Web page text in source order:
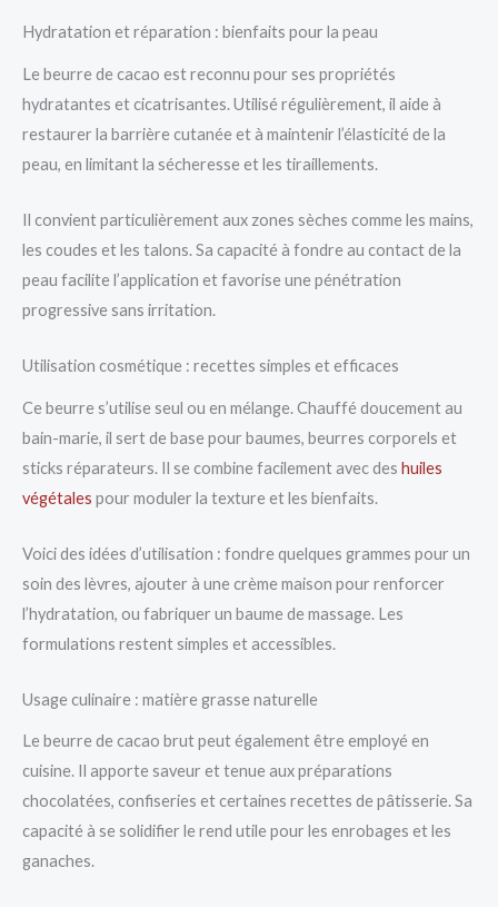
Hydratation et réparation : bienfaits pour la peau
Le beurre de cacao est reconnu pour ses propriétés
hydratantes et cicatrisantes. Utilisé régulièrement, il aide à
restaurer la barrière cutanée et à maintenir l’élasticité de la
peau, en limitant la sécheresse et les tiraillements.
Il convient particulièrement aux zones sèches comme les mains,
les coudes et les talons. Sa capacité à fondre au contact de la
peau facilite l’application et favorise une pénétration
progressive sans irritation.
Utilisation cosmétique : recettes simples et efficaces
Ce beurre s’utilise seul ou en mélange. Chauffé doucement au
bain-marie, il sert de base pour baumes, beurres corporels et
sticks réparateurs. Il se combine facilement avec des huiles
végétales pour moduler la texture et les bienfaits.
Voici des idées d’utilisation : fondre quelques grammes pour un
soin des lèvres, ajouter à une crème maison pour renforcer
l’hydratation, ou fabriquer un baume de massage. Les
formulations restent simples et accessibles.
Usage culinaire : matière grasse naturelle
Le beurre de cacao brut peut également être employé en
cuisine. Il apporte saveur et tenue aux préparations
chocolatées, confiseries et certaines recettes de pâtisserie. Sa
capacité à se solidifier le rend utile pour les enrobages et les
ganaches.